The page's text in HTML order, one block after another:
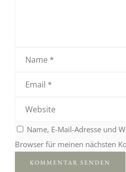
Name, E-Mail-Adresse und
Browser für meinen nächsten